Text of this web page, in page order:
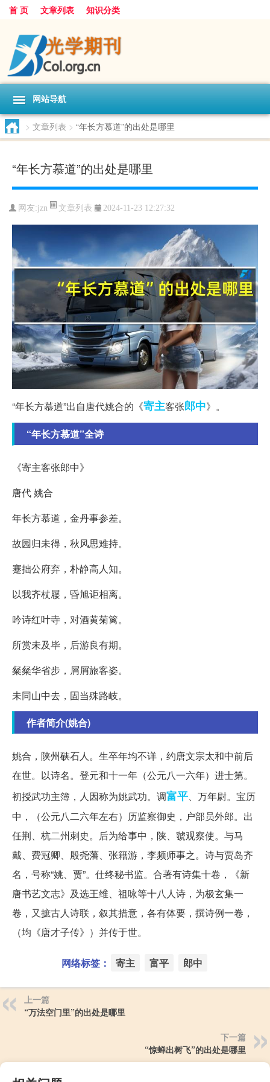
首 页 文章列表 知识分类
网站导航
> 文章列表 > “年长方慕道”的出处是哪里
“年长方慕道”的出处是哪里
网友:jzn 文章列表 2024-11-23 12:27:32
“年长方慕道”出自唐代姚合的《寄主客张郎中》。
“年长方慕道”全诗
《寄主客张郎中》
唐代 姚合
年长方慕道，金丹事参差。
故园归未得，秋风思难持。
蹇拙公府弃，朴静高人知。
以我齐杖屦，昏旭讵相离。
吟诗红叶寺，对酒黄菊篱。
所赏未及毕，后游良有期。
粲粲华省步，屑屑旅客姿。
未同山中去，固当殊路岐。
作者简介(姚合)
姚合，陕州硖石人。生卒年均不详，约唐文宗太和中前后
在世。以诗名。登元和十一年（公元八一六年）进士第。
初授武功主簿，人因称为姚武功。调富平、万年尉。宝历
中，（公元八二六年左右）历监察御史，户部员外郎。出
任荆、杭二州刺史。后为给事中，陕、虢观察使。与马
戴、费冠卿、殷尧藩、张籍游，李频师事之。诗与贾岛齐
名，号称“姚、贾”。仕终秘书监。合著有诗集十卷，《新
唐书艺文志》及选王维、祖咏等十八人诗，为极玄集一
卷，又摭古人诗联，叙其措意，各有体要，撰诗例一卷，
（均《唐才子传》）并传于世。
网络标签： 寄主 富平 郎中
上一篇
“万法空门里”的出处是哪里
下一篇
“惊蝉出树飞”的出处是哪里